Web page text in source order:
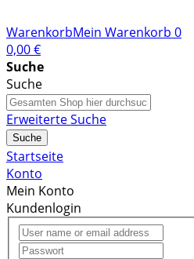
WarenkorbMein Warenkorb 0
0,00 €
Suche
Suche
Erweiterte Suche
Suche
Startseite
Konto
Mein Konto
Kundenlogin